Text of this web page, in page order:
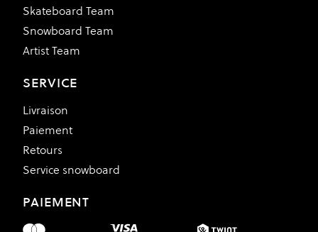
Skateboard Team
Snowboard Team
Artist Team
SERVICE
Livraison
Paiement
Retours
Service snowboard
PAIEMENT